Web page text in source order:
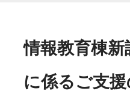
情報教育棟
に係るご支